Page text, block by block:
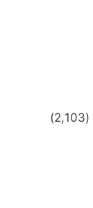
(2,103)